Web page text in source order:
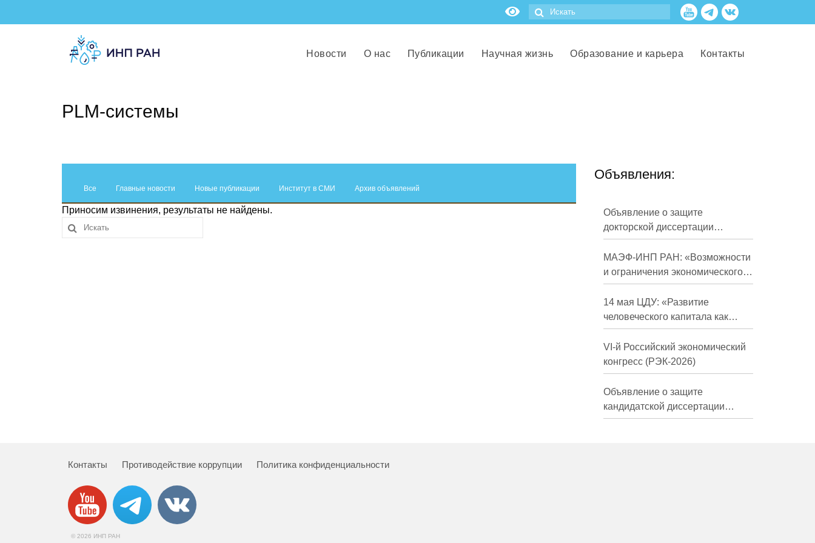
Новости О нас Публикации Научная жизнь Образование и карьера Контакты
PLM‑системы
Все Главные новости Новые публикации Институт в СМИ Архив объявлений
Приносим извинения, результаты не найдены.
Объявления:
Объявление о защите
докторской диссертации
Кузнецова Михаила
Евгеньевича
МАЭФ-ИНП РАН: «Возможности
и ограничения экономического
развития России в средне- и
долгосрочной перспективе»
14 мая ЦДУ: «Развитие
человеческого капитала как
фактор экономического роста»
VI-й Российский экономический
конгресс (РЭК-2026)
Объявление о защите
кандидатской диссертации
Трындиной Николь Сергеевны
Контакты Противодействие коррупции Политика конфиденциальности
© 2026 ИНП РАН